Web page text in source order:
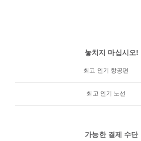
놓치지 마십시오!
최고 인기 항공편
최고 인기 노선
가능한 결제 수단